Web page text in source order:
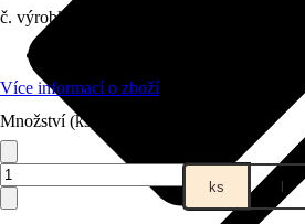
č. výrobku
Více informací o zboží
Množství (ks)
ks l